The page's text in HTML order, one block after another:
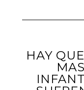
HAY